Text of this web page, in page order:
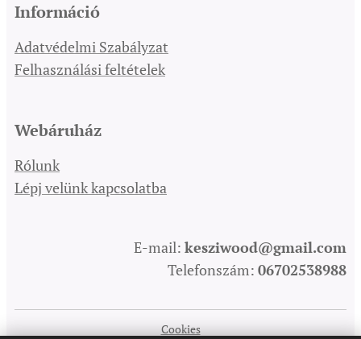
Információ
Adatvédelmi Szabályzat
Felhasználási feltételek
Webáruház
Rólunk
Lépj velünk kapcsolatba
E-mail: kesziwood@gmail.com
Telefonszám: 06702538988
Cookies